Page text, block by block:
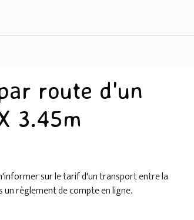
route d'un
3.45m
sur le tarif d'un transport entre la
un règlement de compte en ligne.